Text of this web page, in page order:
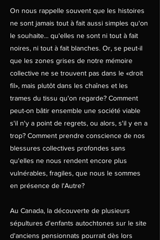
On nous rappelle souvent que les histoires
ne sont jamais tout à fait aussi simples qu'on
le souhaite... qu'elles ne sont ni tout à fait
noires, ni tout à fait blanches. Or, se peut-il
que les zones grises de notre mémoire
collective ne se trouvent pas dans le «droit
fil», mais plutôt dans les chaînes et les
trames du tissu qu'on regarde? Comment
peut-on bâtir ensemble une société viable
s'il n'y a point de regrets, ou alors, s'il y en a
trop? Comment prendre conscience de nos
blessures collectives profondes sans
qu'elles ne nous rendent encore plus
vulnérables, fragiles, que nous le sommes
en présence de l'Autre?
Au Canada, la découverte de plusieurs
sépultures d'enfants autochtones sur le site
d'anciens pensionnats pourrait dès lors